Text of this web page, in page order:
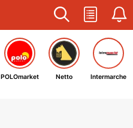
POLOmarket Netto Intermarche